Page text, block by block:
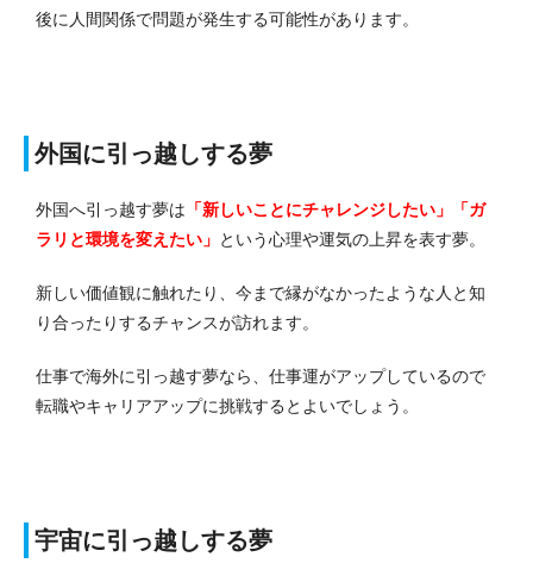
後に人間関係で問題が発生する可能性があります。
外国に引っ越しする夢
外国へ引っ越す夢は 「新しいことにチャレンジしたい」「ガ
ラリと環境を変えたい」 という心理や運気の上昇を表す夢。
新しい価値観に触れたり、今まで縁がなかったような人と知
り合ったりするチャンスが訪れます。
仕事で海外に引っ越す夢なら、仕事運がアップしているので
転職やキャリアアップに挑戦するとよいでしょう。
宇宙に引っ越しする夢